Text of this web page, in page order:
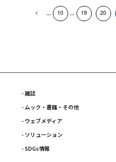
... 10 ... 19 20
- 雑誌
- ムック・書籍・その他
- ウェブメディア
- ソリューション
- SDGs情報